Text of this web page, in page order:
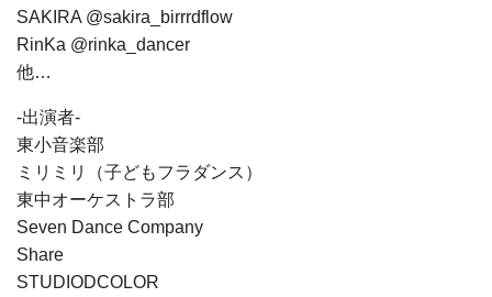
SAKIRA @sakira_birrrdflow
RinKa @rinka_dancer
他…
-出演者-
東小音楽部
ミリミリ（子どもフラダンス）
東中オーケストラ部
Seven Dance Company
Share
STUDIODCOLOR